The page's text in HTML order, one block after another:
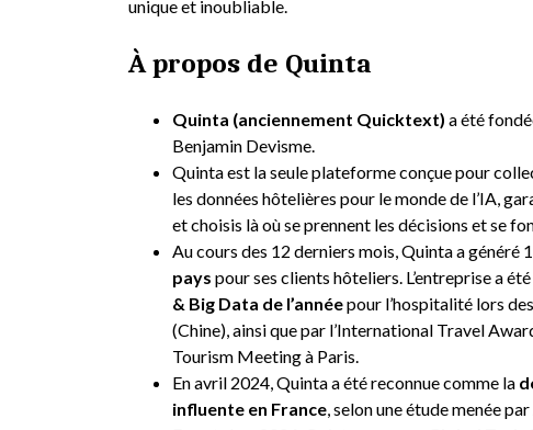
unique et inoubliable.
À propos de Quinta
Quinta (anciennement Quicktext) a été
Benjamin Devisme.
Quinta est la seule plateforme conçue pour
les données hôtelières pour le monde de l’IA,
et choisis là où se prennent les décisions et se
Au cours des 12 derniers mois, Quinta a généré
pays pour ses clients hôteliers. L’entreprise a
& Big Data de l’annéepour l’hospitalité lors
(Chine), ainsi que par l’International Travel
Tourism Meeting à Paris.
En avril 2024, Quinta a été reconnue comme la
influente en France, selon une étude menée